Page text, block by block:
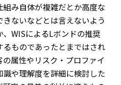
み自体が複雑だとか高度な
ないなどとは言えないよう
WISによるLボンドの推奨
ものであったとまではされ
属性やリスク・プロファイ
や理解度を詳細に検討した